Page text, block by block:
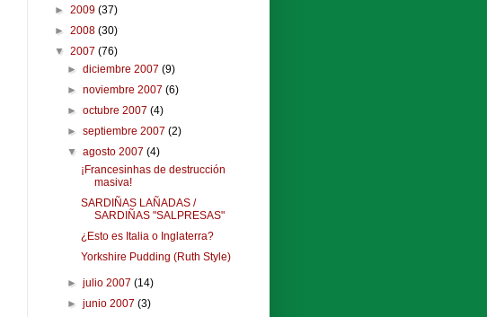
► 2009 (37)
► 2008 (30)
▼ 2007 (76)
►diciembre 2007(9)
►noviembre 2007(6)
►octubre 2007(4)
►septiembre 2007(2)
▼agosto 2007(4)
¡Francesinhas de destrucción
masiva!
SARDIÑAS LAÑADAS /
SARDIÑAS "SALPRESAS"
¿Esto es Italia o Inglaterra?
Yorkshire Pudding (Ruth Style)
►julio 2007(14)
►junio 2007(3)